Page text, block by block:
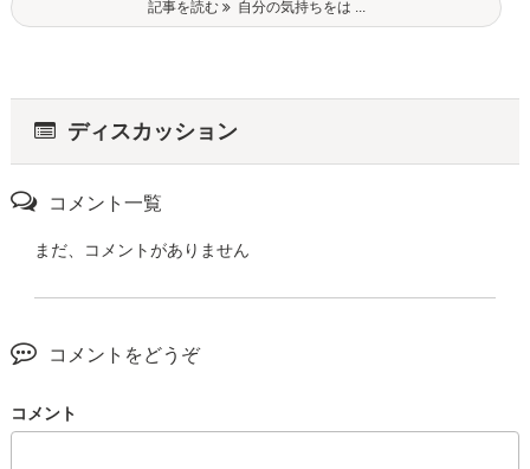
記事を読む 自分の気持ちをは ...
ディスカッション
コメント一覧
まだ、コメントがありません
コメントをどうぞ
コメント